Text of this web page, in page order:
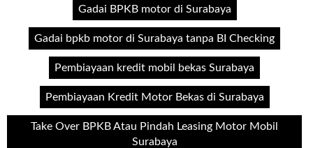
Gadai BPKB motor di Surabaya
Gadai bpkb motor di Surabaya tanpa BI Checking
Pembiayaan kredit mobil bekas Surabaya
Pembiayaan Kredit Motor Bekas di Surabaya
Take Over BPKB Atau Pindah Leasing Motor Mobil
Surabaya